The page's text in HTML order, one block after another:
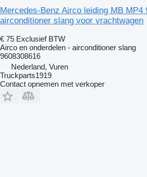
Mercedes-Benz Airco leiding MB MP4
airconditioner slang voor vrachtwagen
€ 75 Exclusief BTW
Airco en onderdelen - airconditioner slang
9608308616
Nederland, Vuren
Truckparts1919
Contact opnemen met verkoper